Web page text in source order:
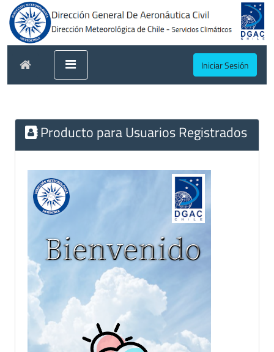
Iniciar Sesión
Producto para Usuarios Registrados